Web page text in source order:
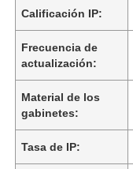
Calificación IP:
Frecuencia de
actualización:
Material de los
gabinetes:
Tasa de IP: